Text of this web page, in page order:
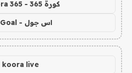
كورة 365 - kooora 365
اس جول - AS Goal
koora live